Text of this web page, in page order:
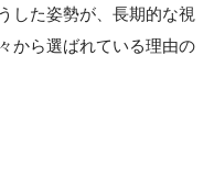
した姿勢が、長期的な視
から選ばれている理由の